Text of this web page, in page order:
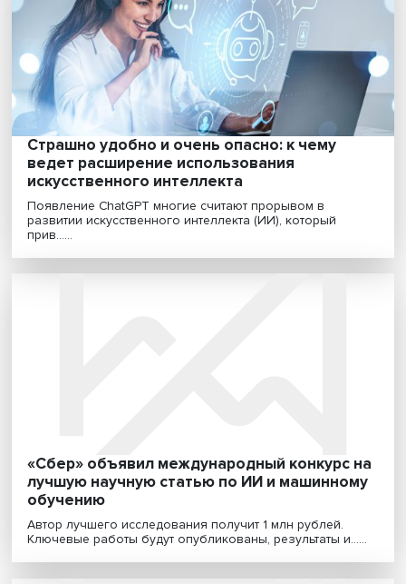
Помощник или угроза: нужен ли ChatGPT
образованию
Чуть более двух месяцев назад был открыт доступ к
ChatGPT — чат-боту, способному анализировать
интеллекта в маркетинге и рекламе? Если вы не
придум......